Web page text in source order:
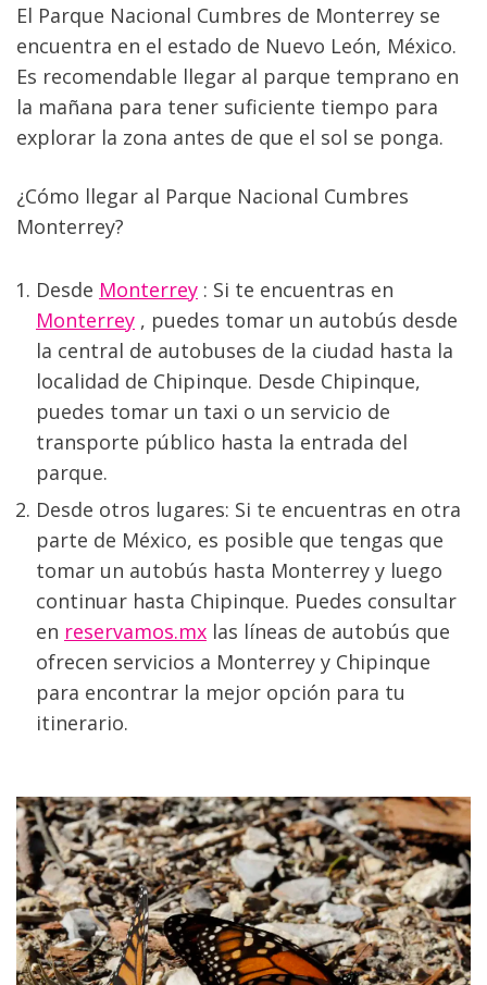
El Parque Nacional Cumbres de Monterrey se
encuentra en el estado de Nuevo León, México.
Es recomendable llegar al parque temprano en
la mañana para tener suficiente tiempo para
explorar la zona antes de que el sol se ponga.
¿Cómo llegar al Parque Nacional Cumbres
Monterrey?
Desde Monterrey
Monterrey , puedes tomar un autobús desde
la central de autobuses de la ciudad hasta la
localidad de Chipinque. Desde Chipinque,
puedes tomar un taxi o un servicio de
transporte público hasta la entrada del
parque.
Desde otros lugares: Si te encuentras en otra
parte de México, es posible que tengas que
tomar un autobús hasta Monterrey y luego
continuar hasta Chipinque. Puedes consultar
en reservamos.mx las líneas de autobús que
ofrecen servicios a Monterrey y Chipinque
para encontrar la mejor opción para tu
itinerario.